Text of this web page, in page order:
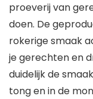
proeverij van
doen. De
rokerige smaak
je gerechten en
duidelijk de
tong en in de